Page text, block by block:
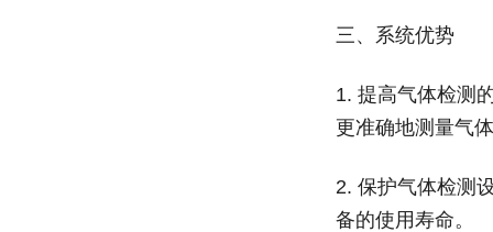
三、系统优势
1. 提高气体检测
更准确地测量气
2. 保护气体检测
备的使用寿命。